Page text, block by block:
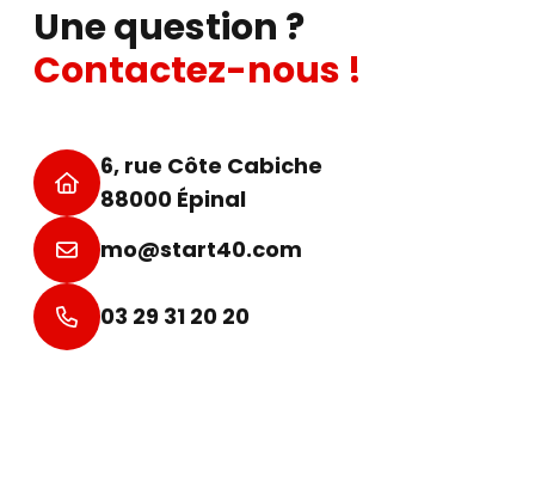
Une question ?
Contactez-nous !
6, rue Côte Cabiche
88000 Épinal
mo@start40.com
03 29 31 20 20